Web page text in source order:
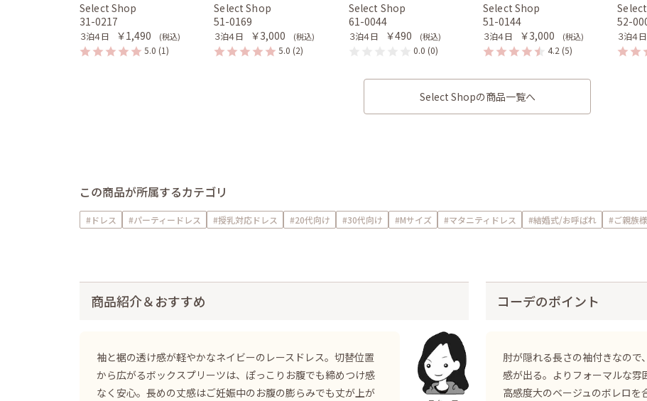
Select Shop
31-0217
３泊４日 ￥1,490 (税込)
5.0 (1)
Select Shop
51-0169
３泊４日 ￥3,000 (税込)
5.0 (2)
Select Shop
61-0044
３泊４日 ￥490 (税込)
0.0 (0)
Select Shop
51-0144
３泊４日 ￥3,000 (税込)
4.2 (5)
52-
３泊４日
Select Shopの商品一覧へ
この商品が所属するカテゴリ
#ドレス #パーティードレス #授乳対応ドレス #20代向け #30代向け #Mサイズ #マタニティドレス #結婚式/お呼ばれ #ご親族
商品紹介＆おすすめ
袖と裾の透け感が軽やかなネイビーのレースドレス。切替位置
から広がるボックスプリーツは、ぽっこりお腹でも締めつけ感
なく安心。長めの丈感はご妊娠中のお腹の膨らみでも丈が上が
コーデのポイント
肘が隠れる長さの袖付きなので
感が出る。よりフォーマルな雰
高感度大のベージュのボレロ